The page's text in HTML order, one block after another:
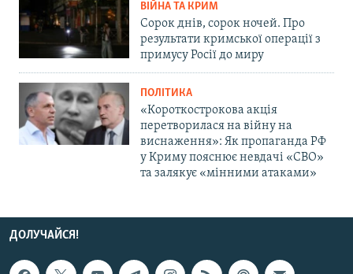
ВІЙНА ТА КРИМ
Сорок днів, сорок ночей. Про
результати кримської операції з
примусу Росії до миру
ПОЛІТИКА
«Короткострокова акція
перетворилася на війну на
виснаження»: Як пропаганда РФ
у Криму пояснює невдачі «СВО»
та залякує «мінними атаками»
ДОЛУЧАЙСЯ!